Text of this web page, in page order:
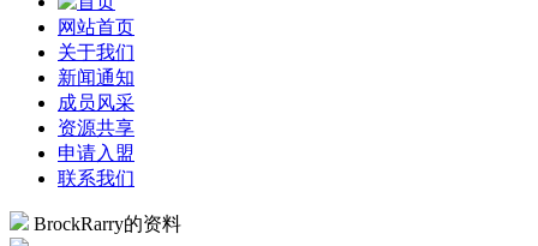
网站首页
关于我们
新闻通知
成员风采
资源共享
申请入盟
联系我们
BrockRarry的资料